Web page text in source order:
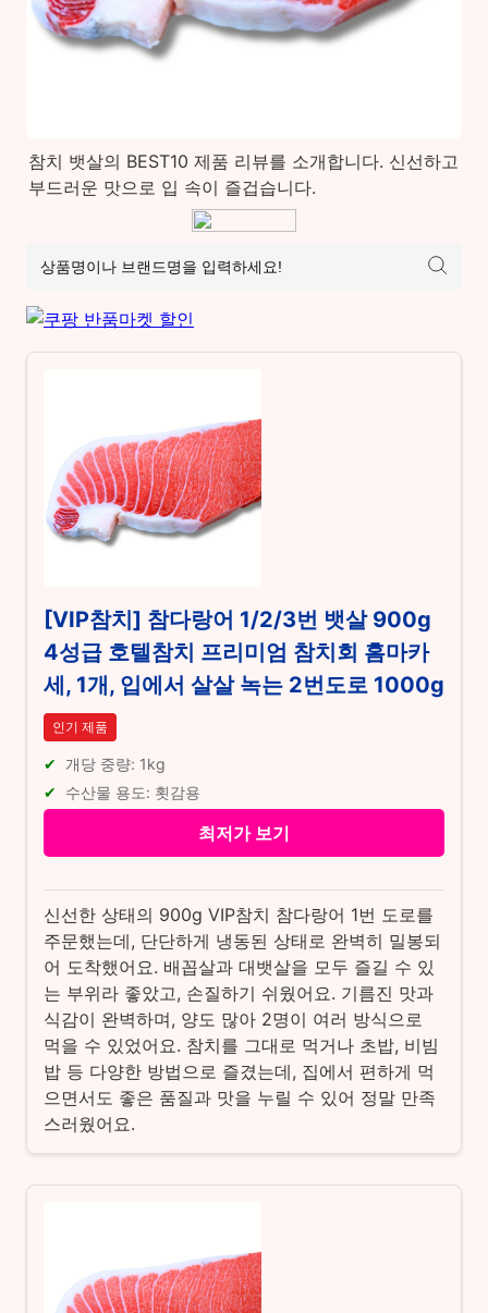
참치 뱃살의 BEST10 제품 리뷰를 소개합니다. 신선하고
부드러운 맛으로 입 속이 즐겁습니다.
[VIP참치] 참다랑어 1/2/3번 뱃살 900g
4성급 호텔참치 프리미엄 참치회 홈마카
세, 1개, 입에서 살살 녹는 2번도로 1000g
인기 제품
개당 중량: 1kg
수산물 용도: 횟감용
최저가 보기
신선한 상태의 900g VIP참치 참다랑어 1번 도로를
주문했는데, 단단하게 냉동된 상태로 완벽히 밀봉되
어 도착했어요. 배꼽살과 대뱃살을 모두 즐길 수 있
는 부위라 좋았고, 손질하기 쉬웠어요. 기름진 맛과
식감이 완벽하며, 양도 많아 2명이 여러 방식으로
먹을 수 있었어요. 참치를 그대로 먹거나 초밥, 비빔
밥 등 다양한 방법으로 즐겼는데, 집에서 편하게 먹
으면서도 좋은 품질과 맛을 누릴 수 있어 정말 만족
스러웠어요.